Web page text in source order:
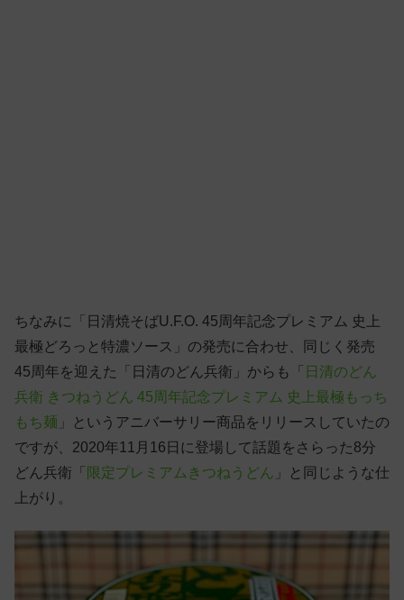
ちなみに「日清焼そばU.F.O. 45周年記念プレミアム 史上
最極どろっと特濃ソース」の発売に合わせ、同じく発売
45周年を迎えた「日清のどん兵衛」からも「 日清のどん
兵衛 きつねうどん 45周年記念プレミアム 史上最極もっち
もち麺 」というアニバーサリー商品をリリースしていたの
ですが、2020年11月16日に登場して話題をさらった8分
どん兵衛「 限定プレミアムきつねうどん 」と同じような仕
上がり。